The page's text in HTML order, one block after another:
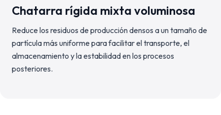
Chatarra rígida mixta voluminosa
Reduce los residuos de producción densos a un tamaño de
partícula más uniforme para facilitar el transporte, el
almacenamiento y la estabilidad en los procesos
posteriores.